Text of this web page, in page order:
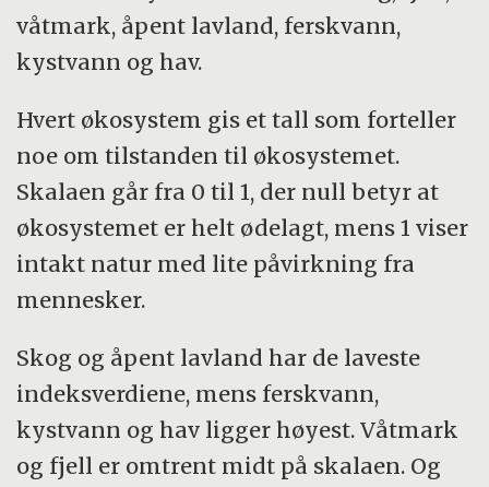
våtmark, åpent lavland, ferskvann,
kystvann og hav.
Hvert økosystem gis et tall som forteller
noe om tilstanden til økosystemet.
Skalaen går fra 0 til 1, der null betyr at
økosystemet er helt ødelagt, mens 1 viser
intakt natur med lite påvirkning fra
mennesker.
Skog og åpent lavland har de laveste
indeksverdiene, mens ferskvann,
kystvann og hav ligger høyest. Våtmark
og fjell er omtrent midt på skalaen. Og